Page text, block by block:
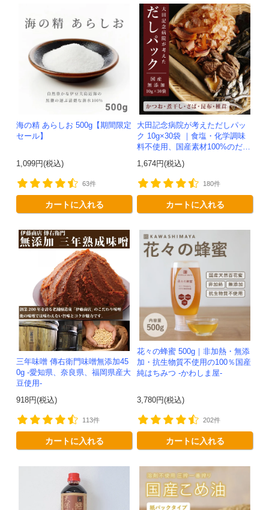
海の精 あらしお 500g【期間限定
セール】
1,099円(税込)
63件
カートに入れる
大田記念病院が考えただしパッ
ク 10g×30袋 ｜食塩・化学調味
料不使用、国産素材100%のだし
1,674円(税込)
180件
カートに入れる
三年味噌 傳右衛門味噌無添加45
0g -愛知県、奈良県、福岡県産大
豆使用-
918円(税込)
113件
カートに入れる
花々の蜂蜜 500g｜非加熱・無添
加・抗生物質不使用の100％国産
純はちみつ -かわしま屋-
3,780円(税込)
202件
カートに入れる